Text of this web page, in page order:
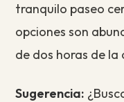
tranquilo paseo
opciones son
de dos horas de la
Sugerencia: